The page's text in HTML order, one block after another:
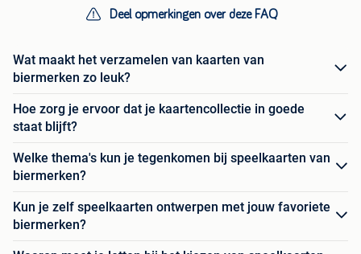
Deel opmerkingen over deze FAQ
Wat maakt het verzamelen van kaarten van
biermerken zo leuk?
Hoe zorg je ervoor dat je kaartencollectie in goede
staat blijft?
Welke thema's kun je tegenkomen bij speelkaarten van
biermerken?
Kun je zelf speelkaarten ontwerpen met jouw favoriete
biermerken?